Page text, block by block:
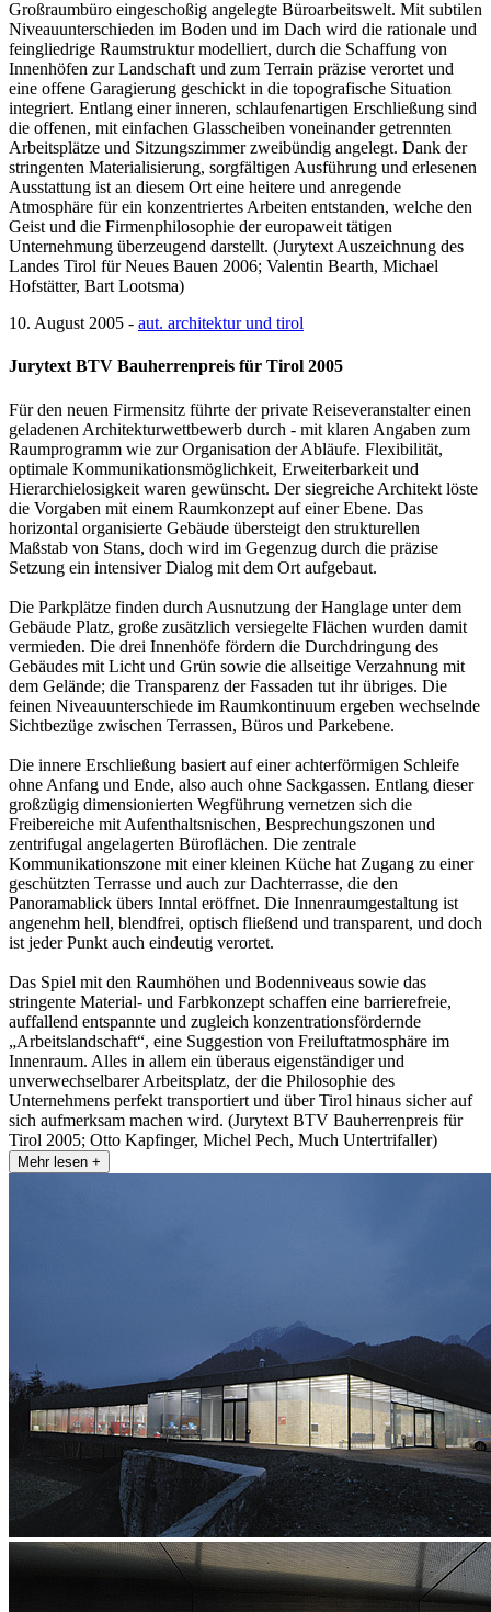
Großraumbüro eingeschoßig angelegte Büroarbeitswelt. Mit subtilen
Niveauunterschieden im Boden und im Dach wird die rationale und
feingliedrige Raumstruktur modelliert, durch die Schaffung von
Innenhöfen zur Landschaft und zum Terrain präzise verortet und
eine offene Garagierung geschickt in die topografische Situation
integriert. Entlang einer inneren, schlaufenartigen Erschließung sind
die offenen, mit einfachen Glasscheiben voneinander getrennten
Arbeitsplätze und Sitzungszimmer zweibündig angelegt. Dank der
stringenten Materialisierung, sorgfältigen Ausführung und erlesenen
Ausstattung ist an diesem Ort eine heitere und anregende
Atmosphäre für ein konzentriertes Arbeiten entstanden, welche den
Geist und die Firmenphilosophie der europaweit tätigen
Unternehmung überzeugend darstellt. (Jurytext Auszeichnung des
Landes Tirol für Neues Bauen 2006; Valentin Bearth, Michael
Hofstätter, Bart Lootsma)
10. August 2005 - aut. architektur und tirol
Jurytext BTV Bauherrenpreis für Tirol 2005
Für den neuen Firmensitz führte der private Reiseveranstalter einen
geladenen Architekturwettbewerb durch - mit klaren Angaben zum
Raumprogramm wie zur Organisation der Abläufe. Flexibilität,
optimale Kommunikationsmöglichkeit, Erweiterbarkeit und
Hierarchielosigkeit waren gewünscht. Der siegreiche Architekt löste
die Vorgaben mit einem Raumkonzept auf einer Ebene. Das
horizontal organisierte Gebäude übersteigt den strukturellen
Maßstab von Stans, doch wird im Gegenzug durch die präzise
Setzung ein intensiver Dialog mit dem Ort aufgebaut.
Die Parkplätze finden durch Ausnutzung der Hanglage unter dem
Gebäude Platz, große zusätzlich versiegelte Flächen wurden damit
vermieden. Die drei Innenhöfe fördern die Durchdringung des
Gebäudes mit Licht und Grün sowie die allseitige Verzahnung mit
dem Gelände; die Transparenz der Fassaden tut ihr übriges. Die
feinen Niveauunterschiede im Raumkontinuum ergeben wechselnde
Sichtbezüge zwischen Terrassen, Büros und Parkebene.
Die innere Erschließung basiert auf einer achterförmigen Schleife
ohne Anfang und Ende, also auch ohne Sackgassen. Entlang dieser
großzügig dimensionierten Wegführung vernetzen sich die
Freibereiche mit Aufenthaltsnischen, Besprechungszonen und
zentrifugal angelagerten Büroflächen. Die zentrale
Kommunikationszone mit einer kleinen Küche hat Zugang zu einer
geschützten Terrasse und auch zur Dachterrasse, die den
Panoramablick übers Inntal eröffnet. Die Innenraumgestaltung ist
angenehm hell, blendfrei, optisch fließend und transparent, und doch
ist jeder Punkt auch eindeutig verortet.
Das Spiel mit den Raumhöhen und Bodenniveaus sowie das
stringente Material- und Farbkonzept schaffen eine barrierefreie,
auffallend entspannte und zugleich konzentrationsfördernde
„Arbeitslandschaft“, eine Suggestion von Freiluftatmosphäre im
Innenraum. Alles in allem ein überaus eigenständiger und
unverwechselbarer Arbeitsplatz, der die Philosophie des
Unternehmens perfekt transportiert und über Tirol hinaus sicher auf
sich aufmerksam machen wird. (Jurytext BTV Bauherrenpreis für
Tirol 2005; Otto Kapfinger, Michel Pech, Much Untertrifaller)
Mehr lesen +